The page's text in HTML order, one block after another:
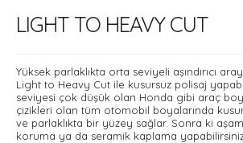
LIGHT TO HEAVY CUT
Yüksek parlaklıkta orta seviyeli aşındırıcı
Light to Heavy Cut ile kusursuz polisaj
seviyesi çok düşük olan Honda gibi araç
çizikleri olan tüm otomobil boyalarında
ve parlaklıkta bir yüzey sağlar. Sonra ki
koruma ya da seramik kaplama